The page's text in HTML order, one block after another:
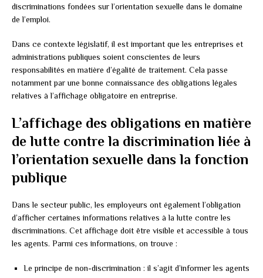
discriminations fondées sur l’orientation sexuelle dans le domaine
de l’emploi.
Dans ce contexte législatif, il est important que les entreprises et
administrations publiques soient conscientes de leurs
responsabilités en matière d’égalité de traitement. Cela passe
notamment par une bonne connaissance des obligations légales
relatives à l’affichage obligatoire en entreprise.
L’affichage des obligations en matière
de lutte contre la discrimination liée à
l’orientation sexuelle dans la fonction
publique
Dans le secteur public, les employeurs ont également l’obligation
d’afficher certaines informations relatives à la lutte contre les
discriminations. Cet affichage doit être visible et accessible à tous
les agents. Parmi ces informations, on trouve :
Le principe de non-discrimination : il s’agit d’informer les agents